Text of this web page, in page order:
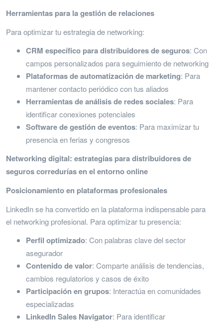
Herramientas para la gestión de relaciones
Para optimizar tu estrategia de networking:
CRM específico para distribuidores de seguros: Con
campos personalizados para seguimiento de networking
Plataformas de automatización de marketing: Para
mantener contacto periódico con tus aliados
Herramientas de análisis de redes sociales: Para
identificar conexiones potenciales
Software de gestión de eventos: Para maximizar tu
presencia en ferias y congresos
Networking digital: estrategias para distribuidores de
seguros corredurías en el entorno online
Posicionamiento en plataformas profesionales
LinkedIn se ha convertido en la plataforma indispensable para
el networking profesional. Para optimizar tu presencia:
Perfil optimizado: Con palabras clave del sector
asegurador
Contenido de valor: Comparte análisis de tendencias,
cambios regulatorios y casos de éxito
Participación en grupos: Interactúa en comunidades
especializadas
LinkedIn Sales Navigator: Para identificar